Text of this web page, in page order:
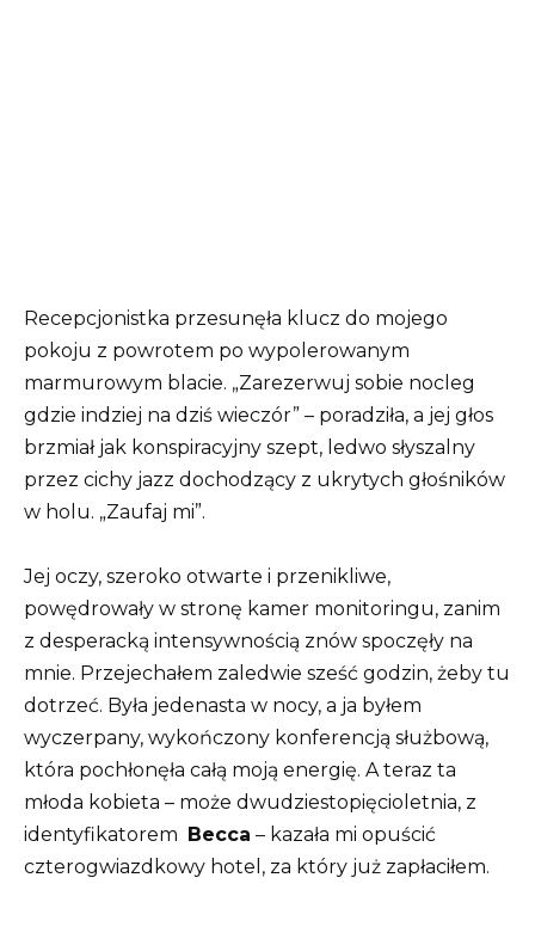
Recepcjonistka przesunęła klucz do mojego
pokoju z powrotem po wypolerowanym
marmurowym blacie. „Zarezerwuj sobie nocleg
gdzie indziej na dziś wieczór” – poradziła, a jej głos
brzmiał jak konspiracyjny szept, ledwo słyszalny
przez cichy jazz dochodzący z ukrytych głośników
w holu. „Zaufaj mi”.
Jej oczy, szeroko otwarte i przenikliwe,
powędrowały w stronę kamer monitoringu, zanim
z desperacką intensywnością znów spoczęły na
mnie. Przejechałem zaledwie sześć godzin, żeby tu
dotrzeć. Była jedenasta w nocy, a ja byłem
wyczerpany, wykończony konferencją służbową,
która pochłonęła całą moją energię. A teraz ta
młoda kobieta – może dwudziestopięcioletnia, z
identyfikatorem Becca – kazała mi opuścić
czterogwiazdkowy hotel, za który już zapłaciłem.